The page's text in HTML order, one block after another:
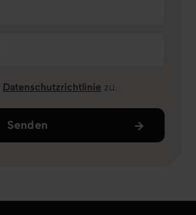
Datenschutzrichtlinie zu.
Senden